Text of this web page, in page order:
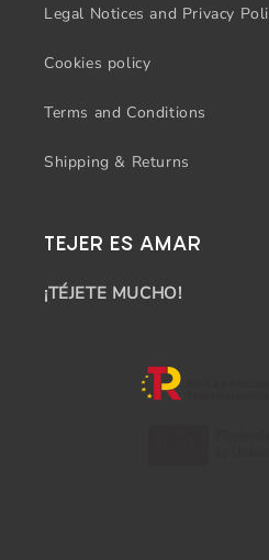
Legal Notices and Privacy
Cookies policy
Terms and Conditions
Shipping & Returns
TEJER ES AMAR
¡TÉJETE MUCHO!